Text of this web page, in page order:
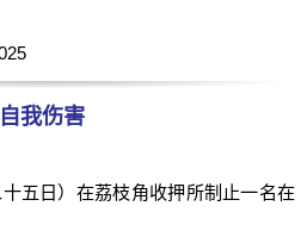
我伤害
日）在荔枝角收押所制止一名在